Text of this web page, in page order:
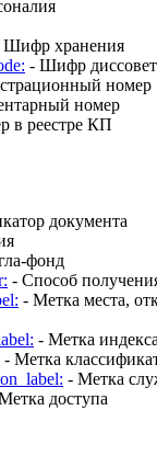
Шифр хранения
- Шифр
номер
номер
в реестре КП
документа
фонд
- Способ
- Метка места,
- Метка
- Метка
- Метка
доступа